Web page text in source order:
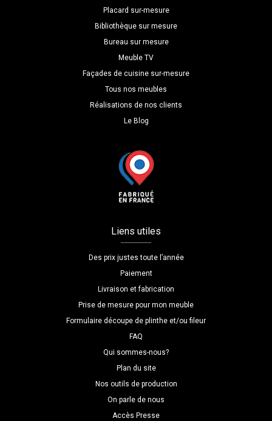
Placard sur-mesure
Bibliothèque sur mesure
Bureau sur mesure
Meuble TV
Façades de cuisine sur-mesure
Tous nos meubles
Réalisations de nos clients
Le Blog
Liens utiles
Des prix justes toute l’année
Paiement
Livraison et fabrication
Prise de mesure pour mon meuble
Formulaire découpe de plinthe et/ou fileur
FAQ
Qui sommes-nous?
Plan du site
Nos outils de production
On parle de nous
Accès Presse